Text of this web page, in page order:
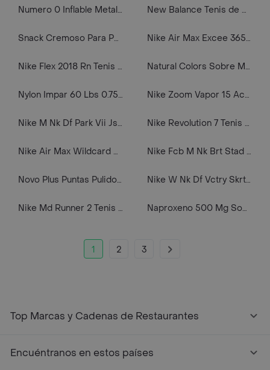
Numero 0 Inflable Metalizado Dorado 16"-18" 43 Cm New Balance Tenis de Mujer Blancos Talla 6
Snack Cremoso Para Perro Inaba Churu Bites Precio Habitual Pollo Y Salmón Nike Air Max Excee 365 Tenis blanco de hombre lifestyle
Nike Flex 2018 Rn Tenis azul de hombre para correr Natural Colors Sobre Mascarilla Color-green Fantasy 30ml
Nylon Impar 60 Lbs 0.75mm (paq X 6) (carreto X 100mtrs) (precio X Und) Nike Zoom Vapor 15 Academy Fg/Mg Guayos amarillo de hombre para futbol
Nike M Nk Df Park Vii Jsy Ss Camiseta Manga Corta azul de hombre para futbol Nike Revolution 7 Tenis gris de hombre para correr
Nike Air Max Wildcard Hc Tenis blanco de hombre para tenis Nike Fcb M Nk Brt Stad Short Hm Pantaloneta azul de hombre para futbol
Novo Plus Puntas Pulidoras Ceramica Set X7 Ref: 18006 Nike W Nk Df Vctry Skrt Mr Strt Falda rosado de mujer para tenis
Nike Md Runner 2 Tenis beige de hombre lifestyle Naproxeno 500 Mg Sobre X 10 Tbs Lp
1 2 3
Top Marcas y Cadenas de Restaurantes
Encuéntranos en estos países